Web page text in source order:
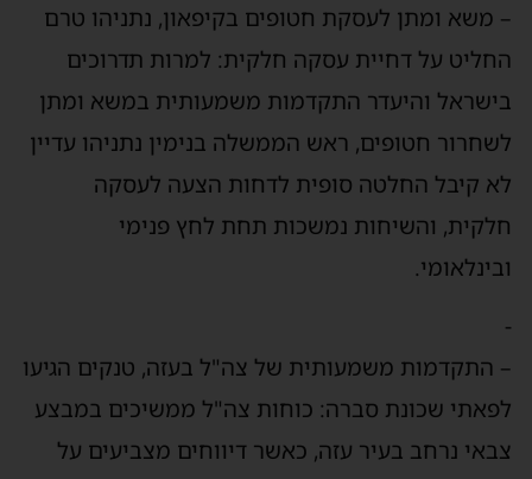
– משא ומתן לעסקת חטופים בקיפאון, נתניהו טרם
החליט על דחיית עסקה חלקית: למרות תדרוכים
בישראל והיעדר התקדמות משמעותית במשא ומתן
לשחרור חטופים, ראש הממשלה בנימין נתניהו עדיין
לא קיבל החלטה סופית לדחות הצעה לעסקה
חלקית, והשיחות נמשכות תחת לחץ פנימי
ובינלאומי.
-
– התקדמות משמעותית של צה"ל בעזה, טנקים הגיעו
לפאתי שכונת סברה: כוחות צה"ל ממשיכים במבצע
צבאי נרחב בעיר עזה, כאשר דיווחים מצביעים על